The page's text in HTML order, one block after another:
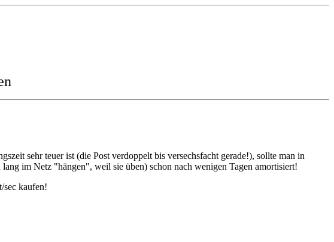
sehr teuer ist (die Post verdoppelt bis versechsfacht gerade!), sollte man in
im Netz "hängen", weil sie üben) schon nach wenigen Tagen amortisiert!
sec kaufen!